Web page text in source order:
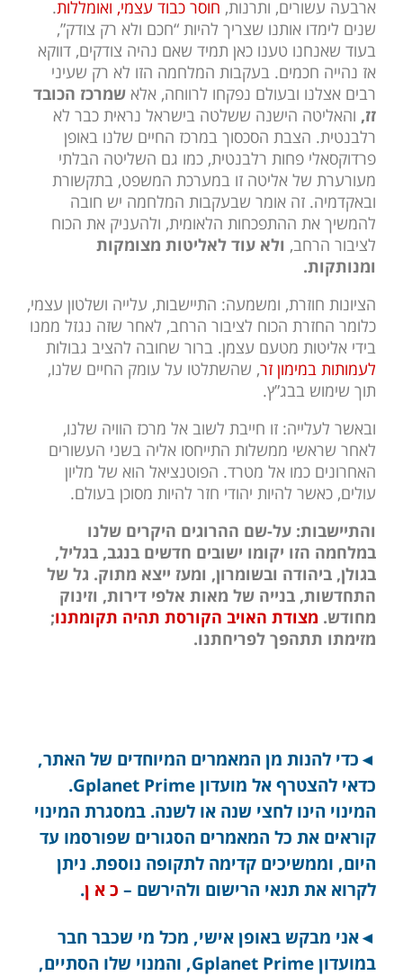
ארבעה עשורים, ותרנות, חוסר כבוד עצמי, ואומללות.
שנים לימדו אותנו שצריך להיות “חכם ולא רק צודק”,
בעוד שאנחנו טענו כאן תמיד שאם נהיה צודקים, דווקא
אז נהייה חכמים. בעקבות המלחמה הזו לא רק שעיני
רבים אצלנו ובעולם נפקחו לרווחה, אלא שמרכז הכובד
זז, והאליטה הישנה ששלטה בישראל נראית כבר לא
רלבנטית. הצבת הסכסוך במרכז החיים שלנו באופן
פרדוקסאלי פחות רלבנטית, כמו גם השליטה הבלתי
מעורערת של אליטה זו במערכת המשפט, בתקשורת
ובאקדמיה. זה אומר שבעקבות המלחמה יש חובה
להמשיך את ההתפכחות הלאומית, ולהעניק את הכוח
לציבור הרחב, ולא עוד לאליטות מצומקות
ומנותקות.
הציונות חוזרת, ומשמעה: התיישבות, עלייה ושלטון עצמי,
כלומר החזרת הכוח לציבור הרחב, לאחר שזה נגזל ממנו
בידי אליטות מטעם עצמן. ברור שחובה להציב גבולות
לעמותות במימון זר, שהשתלטו על עומק החיים שלנו,
תוך שימוש בבג”ץ.
ובאשר לעלייה: זו חייבת לשוב אל מרכז הוויה שלנו,
לאחר שראשי ממשלות התייחסו אליה בשני העשורים
האחרונים כמו אל מטרד. הפוטנציאל הוא של מליון
עולים, כאשר להיות יהודי חזר להיות מסוכן בעולם.
והתיישבות: על-שם ההרוגים היקרים שלנו
במלחמה הזו יקומו ישובים חדשים בנגב, בגליל,
בגולן, ביהודה ובשומרון, ומעז ייצא מתוק. גל של
התחדשות, בנייה של מאות אלפי דירות, וזינוק
מחודש. מצודת האויב הקורסת תהיה תקומתנו;
מזימתו תתהפך לפריחתנו.
◄כדי להנות מן המאמרים המיוחדים של האתר,
כדאי להצטרף אל מועדון Gplanet Prime.
המינוי הינו לחצי שנה או לשנה. במסגרת המינוי
קוראים את כל המאמרים הסגורים שפורסמו עד
היום, וממשיכים קדימה לתקופה נוספת. ניתן
לקרוא את תנאי הרישום ולהירשם – כ א ן.
◄אני מבקש באופן אישי, מכל מי שכבר חבר
במועדון Gplanet Prime, והמנוי שלו הסתיים,